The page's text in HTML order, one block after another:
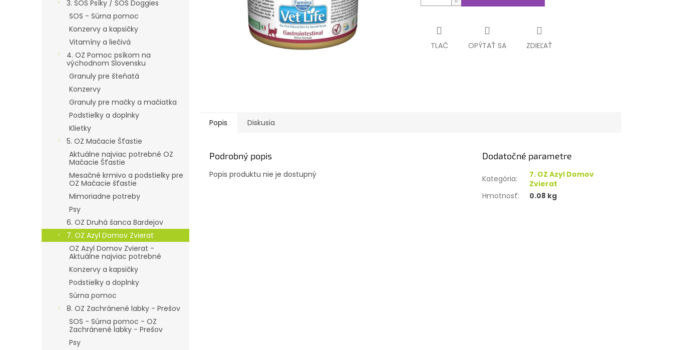
3. SOS Psíky / SOS Doggies
SOS - Súrna pomoc
Konzervy a kapsičky
Vitamíny a liečivá
4. OZ Pomoc psíkom na
východnom Slovensku
Granuly pre šteňatá
Konzervy
Granuly pre mačky a mačiatka
Podstielky a doplnky
Klietky
5. OZ Mačacie Šťastie
Aktuálne najviac potrebné OZ
Mačacie Šťastie
Mesačné krmivo a podstielky pre
OZ Mačacie šťastie
Mimoriadne potreby
Psy
6. OZ Druhá šanca Bardejov
7. OZ Azyl Domov Zvierat
OZ Azyl Domov Zvierat -
Aktuálne najviac potrebné
Konzervy a kapsičky
Podstielky a doplnky
Súrna pomoc
8. OZ Zachránené labky - Prešov
SOS - Súrna pomoc - OZ
Zachránené labky - Prešov
Psy
TLAČ OPÝTAŤ SA ZDIEĽAŤ
Popis Diskusia
Podrobný popis
Popis produktu nie je dostupný
Dodatočné parametre
Kategória:
7. OZ Azyl Domov
Zvierat
Hmotnosť: 0.08 kg